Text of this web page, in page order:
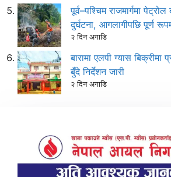
पूर्व–पश्चिम राजमार्गमा
दुर्घटना, आगलागीपछि पूर्ण
२ दिन अगाडि
बारामा एलपी ग्यास
बुँदे निर्देशन जारी
२ दिन अगाडि